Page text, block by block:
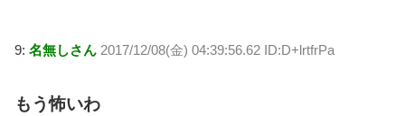
9: 名無しさん 2017/12/08(金) 04:39:56.62 ID:D+lrtfrPa
もう怖いわ